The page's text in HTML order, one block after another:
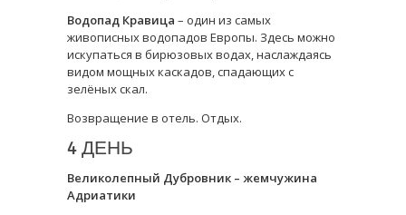
Водопад Кравица – один из самых
живописных водопадов Европы. Здесь можно
искупаться в бирюзовых водах, наслаждаясь
видом мощных каскадов, спадающих с
зелёных скал.
Возвращение в отель. Отдых.
4 ДЕНЬ
Великолепный Дубровник – жемчужина
Адриатики